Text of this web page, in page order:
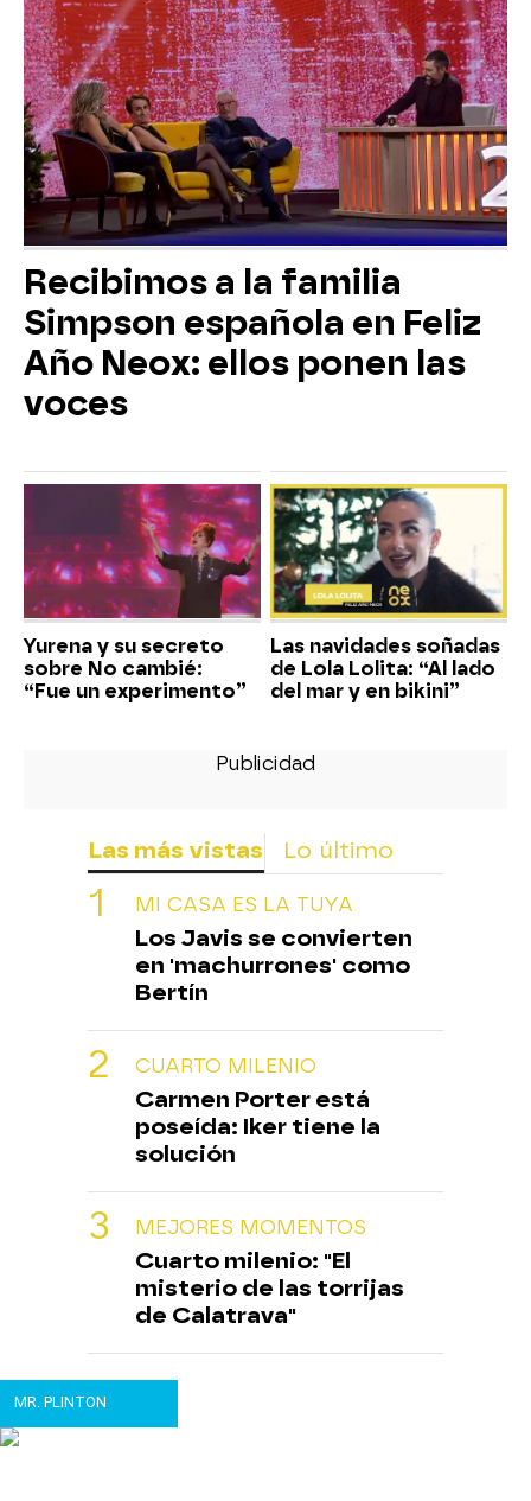
Recibimos a la familia
Simpson española en Feliz
Año Neox: ellos ponen las
voces
Yurena y su secreto
sobre No cambié:
“Fue un experimento”
Las navidades soñadas
de Lola Lolita: “Al lado
del mar y en bikini”
Las más vistas Lo último
MI CASA ES LA TUYA
Los Javis se convierten
en 'machurrones' como
Bertín
CUARTO MILENIO
Carmen Porter está
poseída: Iker tiene la
solución
MEJORES MOMENTOS
Cuarto milenio: "El
misterio de las torrijas
de Calatrava"
MR. PLINTON